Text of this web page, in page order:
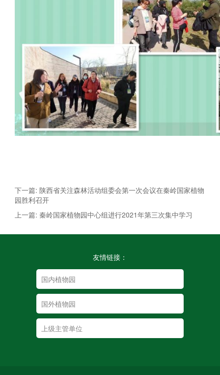
下一篇: 陕西省关注森林活动组委会第一次会议在秦岭国家植物
园胜利召开
上一篇: 秦岭国家植物园中心组进行2021年第三次集中学习
友情链接：